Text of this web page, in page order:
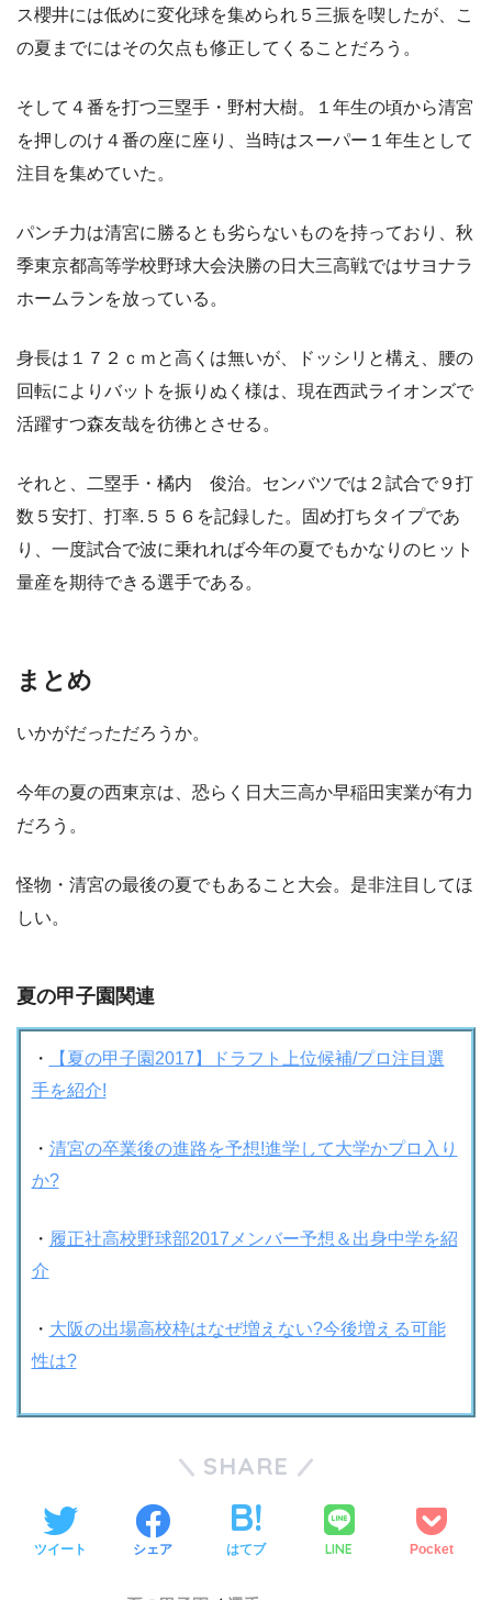
ス櫻井には低めに変化球を集められ５三振を喫したが、こ
の夏までにはその欠点も修正してくることだろう。
そして４番を打つ三塁手・野村大樹。１年生の頃から清宮
を押しのけ４番の座に座り、当時はスーパー１年生として
注目を集めていた。
パンチ力は清宮に勝るとも劣らないものを持っており、秋
季東京都高等学校野球大会決勝の日大三高戦ではサヨナラ
ホームランを放っている。
身長は１７２ｃｍと高くは無いが、ドッシリと構え、腰の
回転によりバットを振りぬく様は、現在西武ライオンズで
活躍すつ森友哉を彷彿とさせる。
それと、二塁手・橘内 俊治。センバツでは２試合で９打
数５安打、打率.５５６を記録した。固め打ちタイプであ
り、一度試合で波に乗れれば今年の夏でもかなりのヒット
量産を期待できる選手である。
まとめ
いかがだっただろうか。
今年の夏の西東京は、恐らく日大三高か早稲田実業が有力
だろう。
怪物・清宮の最後の夏でもあること大会。是非注目してほ
しい。
夏の甲子園関連
・
【夏の甲子園2017】ドラフト上位候補/プロ注目選
手を紹介!
・ 清宮の卒業後の進路を予想!進学して大学かプロ入り
か?
・ 履正社高校野球部2017メンバー予想＆出身中学を紹
介
・ 大阪の出場高校枠はなぜ増えない?今後増える可能
性は?
SHARE
ツイート シェア はてブ LINE Pocket